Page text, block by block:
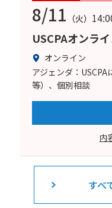
8/11 （火）
USCPAオンラ
オンライン
アジェンダ：
等）、個別相談
内
すべ